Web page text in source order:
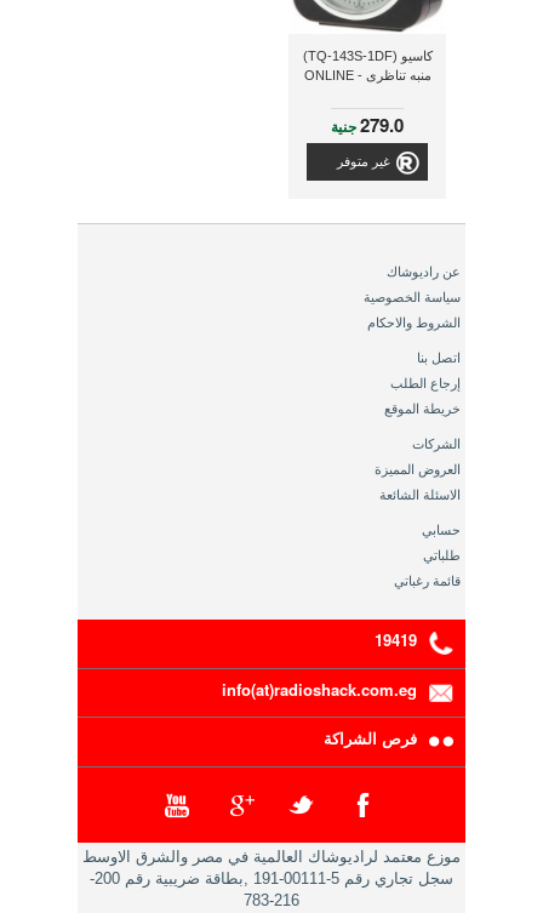
كاسيو (TQ-143S-1DF)
منبه تناظرى - ONLINE
279.0جنية
غير متوفر
عن راديوشاك
سياسة الخصوصية
الشروط والاحكام
اتصل بنا
إرجاع الطلب
خريطة الموقع
الشركات
العروض المميزة
الاسئلة الشائعة
حسابي
طلباتي
قائمة رغباتي
19419
info(at)radioshack.com.eg
فرص الشراكة
موزع معتمد لراديوشاك العالمية في مصر والشرق الاوسط
سجل تجاري رقم 5-00111-191 ,بطاقة ضريبية رقم 200-
216-783